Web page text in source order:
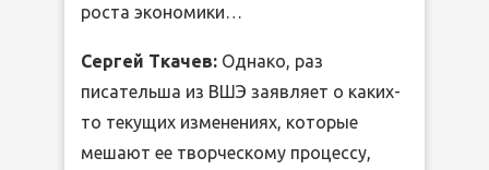
роста экономики…
Сергей Ткачев: Однако, раз
писательша из ВШЭ заявляет о каких-
то текущих изменениях, которые
мешают ее творческому процессу,